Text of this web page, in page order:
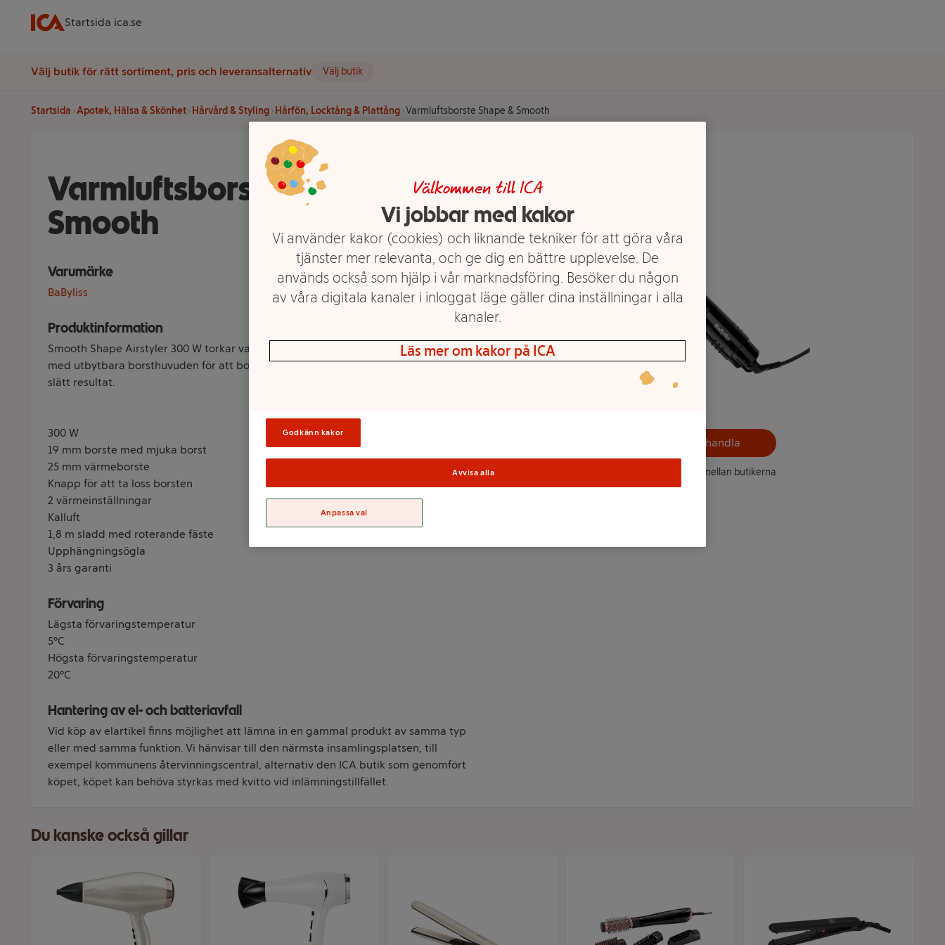
Startsida ica.se
Välj butik för rätt sortiment, pris och leveransalternativ Välj butik
Startsida Apotek, Hälsa & Skönhet Hårvård & Styling Hårfön, Locktång & Plattång Varmluftsborste Shape & Smooth
Varmluftsborste Shape &
Smooth
Varumärke
BaByliss
Produktinformation
Smooth Shape Airstyler 300 W torkar varsamt håret medan du stylar. Komplett
med utbytbara borsthuvuden för att boosta volymen och forma håret med ett
slätt resultat.
300 W
19 mm borste med mjuka borst
25 mm värmeborste
Knapp för att ta loss borsten
2 värmeinställningar
Kalluft
1,8 m sladd med roterande fäste
Upphängningsögla
3 års garanti
Förvaring
Lägsta förvaringstemperatur
5°C
Högsta förvaringstemperatur
20°C
Hantering av el- och batteriavfall
Vid köp av elartikel finns möjlighet att lämna in en gammal produkt av samma typ
eller med samma funktion. Vi hänvisar till den närmsta insamlingsplatsen, till
exempel kommunens återvinningscentral, alternativ den ICA butik som genomfört
köpet, köpet kan behöva styrkas med kvitto vid inlämningstillfället.
Välj butik och handla
Sortimentet kan variera mellan butikerna
Du kanske också gillar
Välkommen till ICA
Vi jobbar med kakor
Vi använder kakor (cookies) och liknande tekniker för att göra våra
tjänster mer relevanta, och ge dig en bättre upplevelse. De
används också som hjälp i vår marknadsföring. Besöker du någon
av våra digitala kanaler i inloggat läge gäller dina inställningar i alla
kanaler.
Läs mer om kakor på ICA
Godkänn kakor
Avvisa alla
Anpassa val